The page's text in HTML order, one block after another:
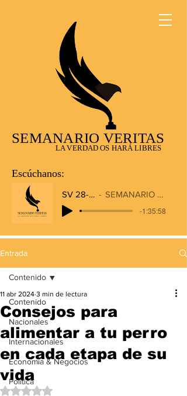
SEMANARIO VERITAS
LA VERDAD OS HARÁ LIBRES
Escúchanos:
SV 28-12-2025
SEMANARIO VERITAS RADIO
-1:35:58
Entrada
Contenido
Nacionales
Internacionales
Economía & Negocios
Política
Contenido
Consejos para
alimentar a tu perro
en cada etapa de su
vida
11 abr 2024 3 min de lectura
Obtuvo NaN de 5 estrellas.